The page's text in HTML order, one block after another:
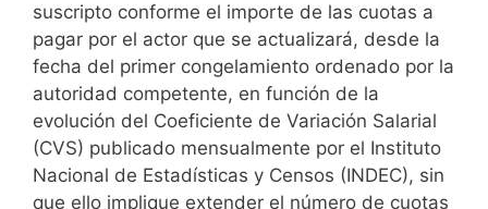
suscripto conforme el importe de las cuotas a
pagar por el actor que se actualizará, desde la
fecha del primer congelamiento ordenado por la
autoridad competente, en función de la
evolución del Coeficiente de Variación Salarial
(CVS) publicado mensualmente por el Instituto
Nacional de Estadísticas y Censos (INDEC), sin
que ello implique extender el número de cuotas